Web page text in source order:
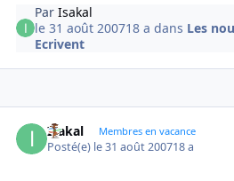
ParIsakal
le 31 août 200718 a dans Les
Ecrivent
Isakal Membres en vacance
Posté(e) le 31 août 200718 a